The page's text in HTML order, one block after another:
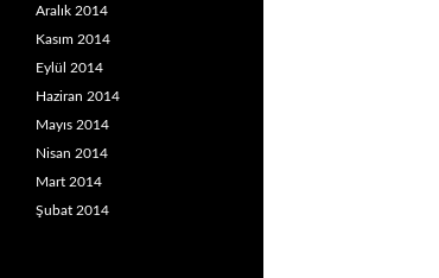
Aralık 2014
Kasım 2014
Eylül 2014
Haziran 2014
Mayıs 2014
Nisan 2014
Mart 2014
Şubat 2014